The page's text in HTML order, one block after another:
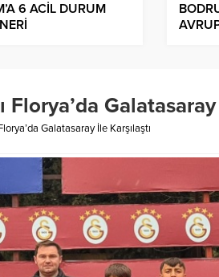
6 ACİL DURUM
Florya’da Galatasaray
Galatasaray İle Karşılaştı